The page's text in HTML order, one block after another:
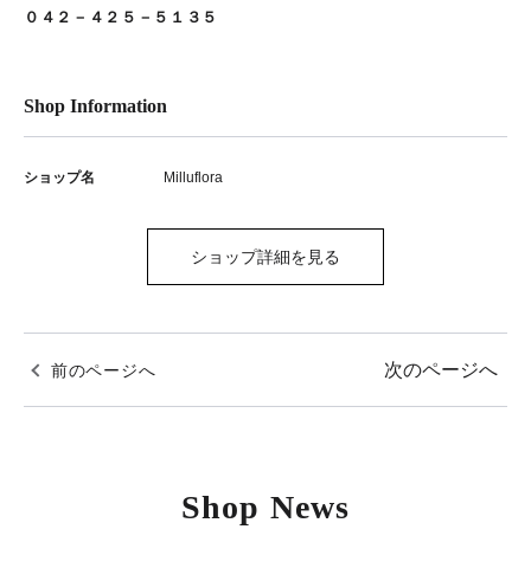
０４２－４２５－５１３５
Shop Information
ショップ名 Milluflora
ショップ詳細を見る
前のページへ 次のページへ
Shop News